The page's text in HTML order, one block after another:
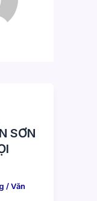
SƠN
/Văn